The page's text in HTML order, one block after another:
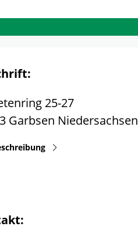
25-27
Garbsen Niedersachsen